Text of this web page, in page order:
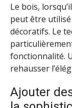
Le bois,
peut être
décoratifs. Le
fonctionnalité.
rehausser
Ajouter